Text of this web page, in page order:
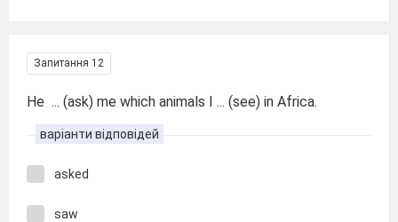
Запитання 12
He ... (ask) me which animals I ... (see) in Africa.
варіанти відповідей
asked
saw